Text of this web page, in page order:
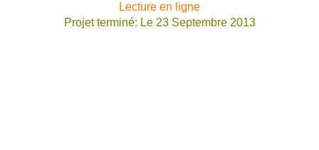
Lecture en ligne
Projet terminé: Le 23 Septembre 2013